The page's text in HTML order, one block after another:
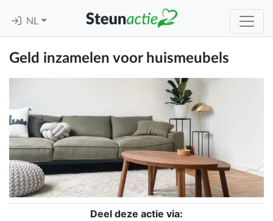
NL
Geld inzamelen voor huismeubels
Deel deze actie via: